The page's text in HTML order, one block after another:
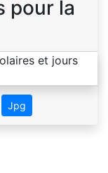
pour la
Jpg